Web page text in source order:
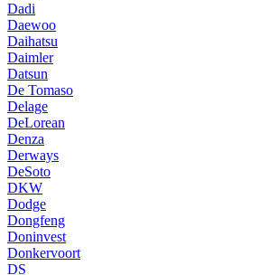
Dadi
Daewoo
Daihatsu
Daimler
Datsun
De Tomaso
Delage
DeLorean
Denza
Derways
DeSoto
DKW
Dodge
Dongfeng
Doninvest
Donkervoort
DS